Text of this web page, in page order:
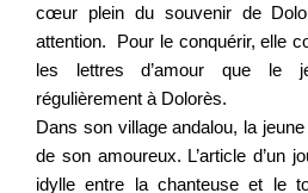
cœur plein du souvenir de
attention. Pour le conquérir, elle
les lettres d’amour que le
régulièrement à Dolorès.
Dans son village andalou, la
de son amoureux. L’article d’un
idylle entre la chanteuse et le